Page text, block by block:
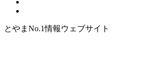
とやまNo.1情報ウェブサイト